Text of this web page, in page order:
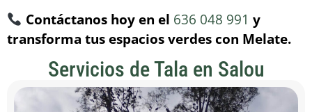
Contáctanos hoy en el 636 048 991 y
transforma tus espacios verdes con Melate.
Servicios de Tala en Salou